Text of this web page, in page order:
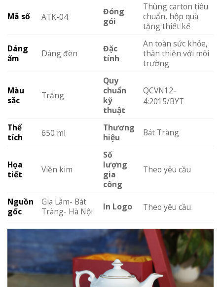
Mã số ATK-04
Đóng
gói
Thùng carton tiêu
chuẩn, hộp quà
tặng thiết kế
Dáng
ấm
Dáng đèn
Đặc
tính
An toàn sức khỏe,
thân thiện với môi
trường
Màu
sắc
Trắng
Quy
chuẩn
kỹ
thuật
QCVN12-
4:2015/BYT
Thể
tích
650 ml
Thương
hiệu
Bát Tràng
Họa
tiết
Viền kim
Số
lượng
gia
công
Theo yêu cầu
Nguồn
gốc
Gia Lâm- Bát
Tràng- Hà Nội
In Logo Theo yêu cầu